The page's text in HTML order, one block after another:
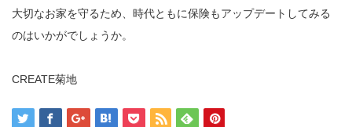
大切なお家を守るため、時代ともに保険もアップデートしてみる
のはいかがでしょうか。
CREATE菊地